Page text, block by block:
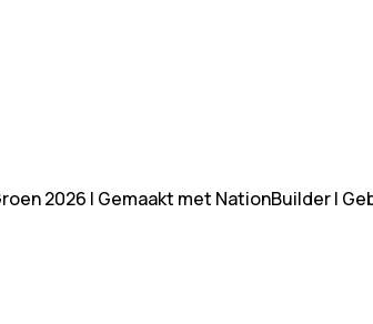
2026 | Gemaakt met NationBuilder|